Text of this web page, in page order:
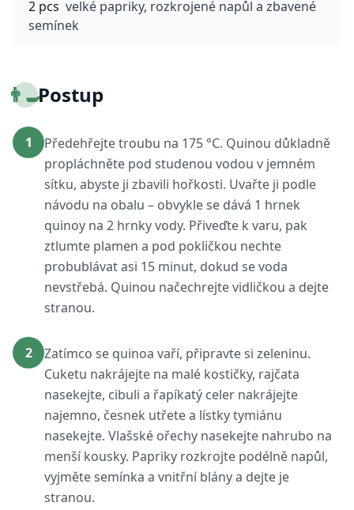
2 pcs velké papriky, rozkrojené napůl a zbavené
semínek
👨‍🍳Postup
1
Předehřejte troubu na 175 °C. Quinou důkladně
propláchněte pod studenou vodou v jemném
sítku, abyste ji zbavili hořkosti. Uvařte ji podle
návodu na obalu – obvykle se dává 1 hrnek
quinoy na 2 hrnky vody. Přiveďte k varu, pak
ztlumte plamen a pod pokličkou nechte
probublávat asi 15 minut, dokud se voda
nevstřebá. Quinou načechrejte vidličkou a dejte
stranou.
2
Zatímco se quinoa vaří, připravte si zeleninu.
Cuketu nakrájejte na malé kostičky, rajčata
nasekejte, cibuli a řapíkatý celer nakrájejte
najemno, česnek utřete a lístky tymiánu
nasekejte. Vlašské ořechy nasekejte nahrubo na
menší kousky. Papriky rozkrojte podélně napůl,
vyjměte semínka a vnitřní blány a dejte je
stranou.